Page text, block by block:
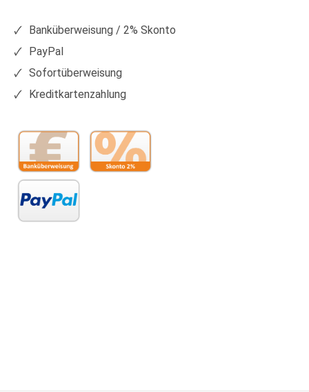
Banküberweisung / 2% Skonto
PayPal
Sofortüberweisung
Kreditkartenzahlung